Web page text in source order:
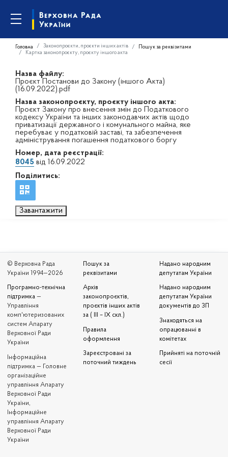
Головна Законопроєкти, проєкти інших актів
Пошук за реквізитами
Картка законопроєкту, проєкту іншого акта
Назва файлу:
Проєкт Постанови до Закону (іншого Акта)
(16.09.2022).pdf
Назва законопроєкту, проєкту іншого акта:
Проєкт Закону про внесення змін до Податкового
кодексу України та інших законодавчих актів щодо
приватизації державного і комунального майна, яке
перебуває у податковій заставі, та забезпечення
адміністрування погашення податкового боргу
Номер, дата реєстрації:
8045 від 16.09.2022
Поділитись:
Завантажити
© Верховна Рада
України 1994—2026
Програмно-технічна
підтримка —
Управління
комп'ютеризованих
систем Апарату
Верховної Ради
України
Iнформаційна
підтримка — Головне
організаційне
управління Апарату
Верховної Ради
України,
Інформаційне
управління Апарату
Верховної Ради
України
Пошук за
реквізитами
Архів
законопроєктів,
проєктів інших актів
за ( III – IX скл.)
Правила
оформлення
Зареєстровані за
поточний тиждень
Надано народним
депутатам України
Надано народним
депутатам України
документів до ЗП
Знаходяться на
опрацюванні в
комітетах
Прийняті на поточній
сесії